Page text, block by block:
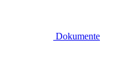
Dokumente